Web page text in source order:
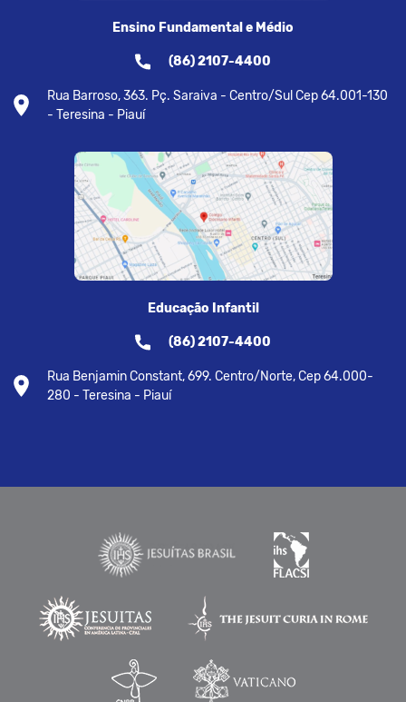
Ensino Fundamental e Médio
(86) 2107-4400
Rua Barroso, 363. Pç. Saraiva - Centro/Sul Cep 64.001-130
- Teresina - Piauí
Educação Infantil
(86) 2107-4400
Rua Benjamin Constant, 699. Centro/Norte, Cep 64.000-
280 - Teresina - Piauí